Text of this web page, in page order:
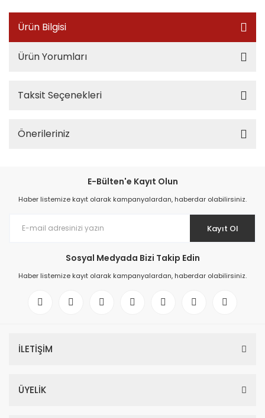
Ürün Bilgisi
Ürün Yorumları
Taksit Seçenekleri
Önerileriniz
E-Bülten'e Kayıt Olun
Haber listemize kayıt olarak kampanyalardan, haberdar olabilirsiniz.
Kayıt Ol
Sosyal Medyada Bizi Takip Edin
Haber listemize kayıt olarak kampanyalardan, haberdar olabilirsiniz.
İLETİŞİM
ÜYELİK